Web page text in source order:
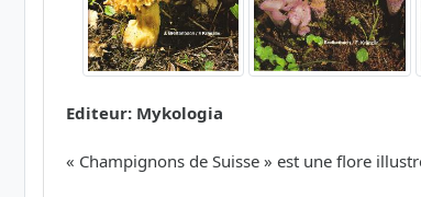
Editeur: Mykologia
« Champignons de Suisse » est une flore